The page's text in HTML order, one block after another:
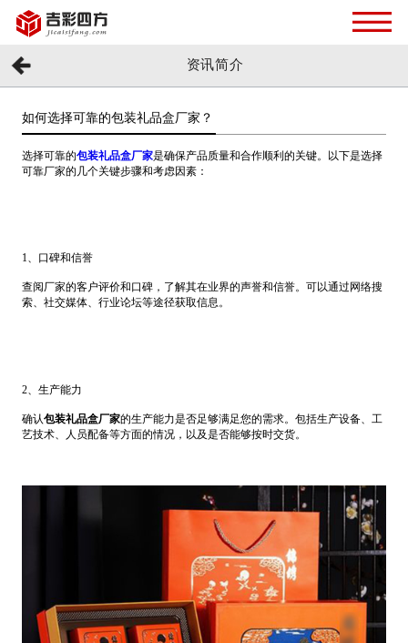
资讯简介
如何选择可靠的包装礼品盒厂家？
选择可靠的包装礼品盒厂家是确保产品质量和合作顺利的关键。以下是选择
可靠厂家的几个关键步骤和考虑因素：
1、口碑和信誉
查阅厂家的客户评价和口碑，了解其在业界的声誉和信誉。可以通过网络搜
索、社交媒体、行业论坛等途径获取信息。
2、生产能力
确认包装礼品盒厂家的生产能力是否足够满足您的需求。包括生产设备、工
艺技术、人员配备等方面的情况，以及是否能够按时交货。